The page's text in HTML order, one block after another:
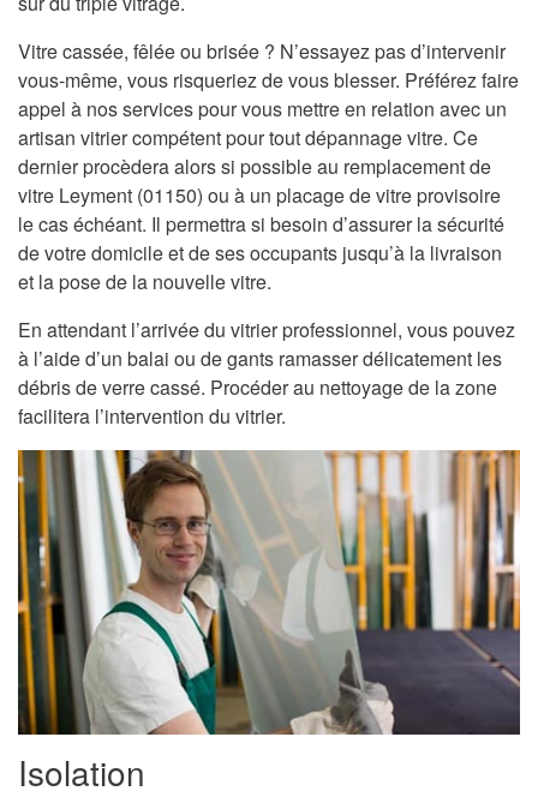
Vitre cassée, fêlée ou brisée ? N’essayez pas d’intervenir
vous-même, vous risqueriez de vous blesser. Préférez faire
appel à nos services pour vous mettre en relation avec un
artisan vitrier compétent pour tout dépannage vitre. Ce
dernier procèdera alors si possible au remplacement de
vitre Leyment (01150) ou à un placage de vitre provisoire
le cas échéant. Il permettra si besoin d’assurer la sécurité
de votre domicile et de ses occupants jusqu’à la livraison
et la pose de la nouvelle vitre.
En attendant l’arrivée du vitrier professionnel, vous pouvez
à l’aide d’un balai ou de gants ramasser délicatement les
débris de verre cassé. Procéder au nettoyage de la zone
facilitera l’intervention du vitrier.
Isolation